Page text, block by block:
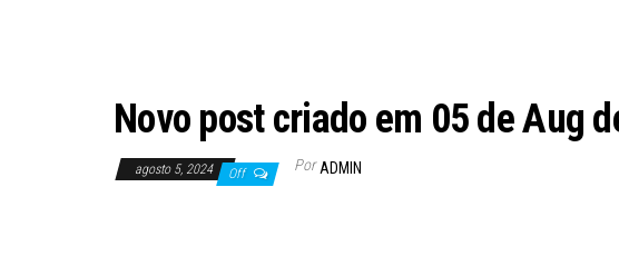
Novo post criado em 05 de Aug
agosto 5, 2024 Off Por ADMIN